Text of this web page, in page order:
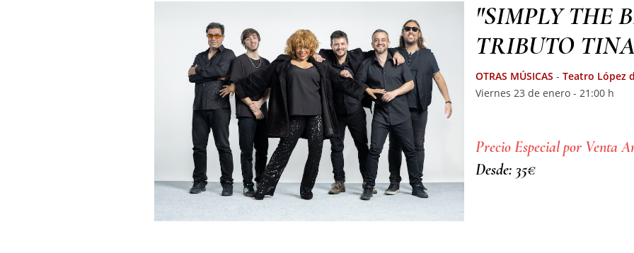
"SIMPLY THE
TRIBUTO
OTRAS MÚSICAS - Teatro López
Viernes 23 de enero - 21:00 h
Precio Especial por Venta
Desde: 35€